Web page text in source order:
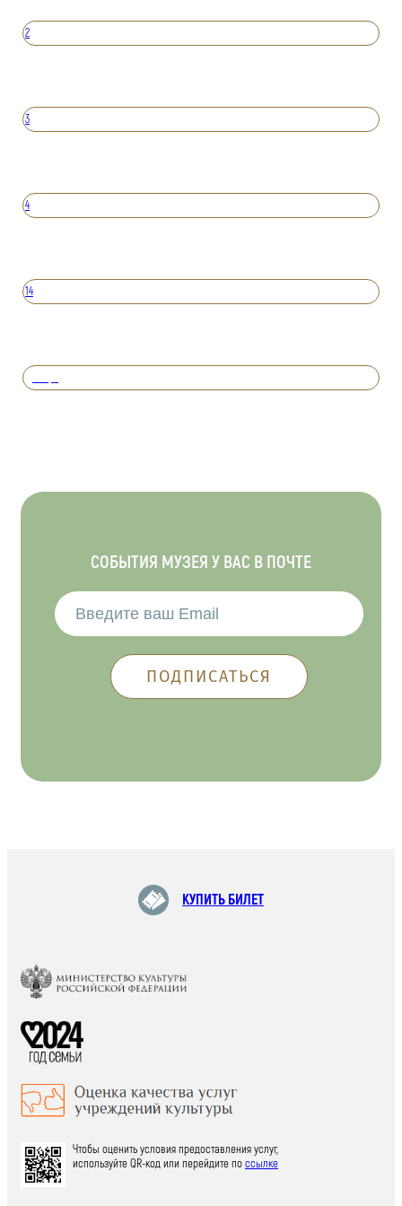
2
3
4
14
СОБЫТИЯ МУЗЕЯ У ВАС В ПОЧТЕ
КУПИТЬ БИЛЕТ
Чтобы оценить условия предоставления услуг,
используйте QR-код или перейдите поссылке